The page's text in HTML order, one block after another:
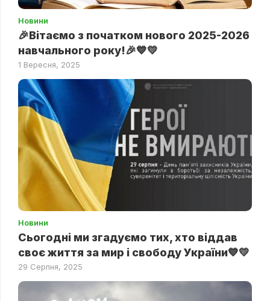
Новини
🎉Вітаємо з початком нового 2025-2026
навчального року!🎉💙💛
1 Вересня, 2025
Новини
Сьогодні ми згадуємо тих, хто віддав
своє життя за мир і свободу України💙💛
29 Серпня, 2025